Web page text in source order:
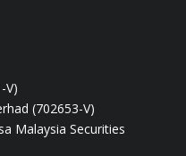
V)
(702653-V)
Malaysia Securities